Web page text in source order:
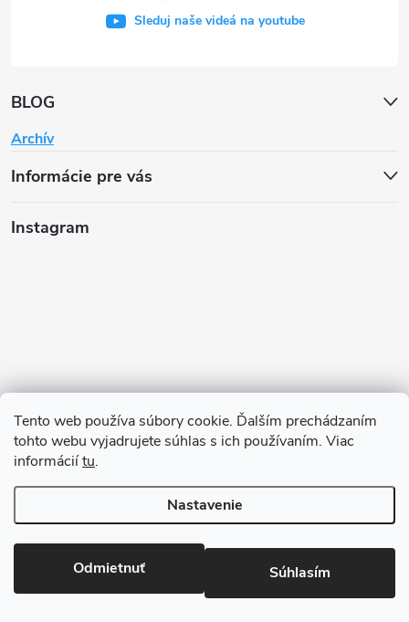
Tento web používa súbory cookie. Ďalším prechádzaním
tohto webu vyjadrujete súhlas s ich používaním. Viac
informáciítu.
Nastavenie
Odmietnuť Súhlasím
BLOG
Archív
Informácie pre vás
Sleduj naše videá na youtube
Instagram
Sledovať na Instagrame
123kociky.sk. Všetky práva vyhradené.